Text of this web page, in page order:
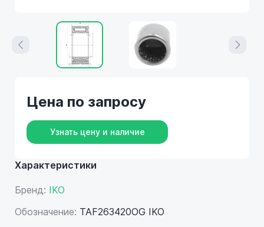
Характеристики
Бренд: IKO
Обозначение: TAF263420OG IKO
Цена по запросу
Узнать цену и наличие